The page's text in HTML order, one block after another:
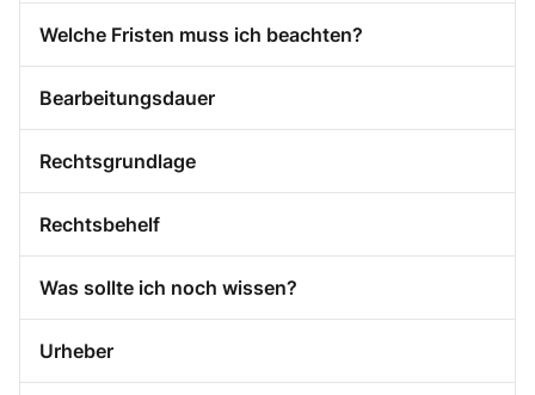
Welche Fristen muss ich beachten?
Bearbeitungsdauer
Rechtsgrundlage
Rechtsbehelf
Was sollte ich noch wissen?
Urheber